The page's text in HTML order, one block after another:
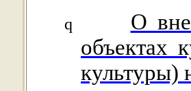
q
О
объектах
культуры)